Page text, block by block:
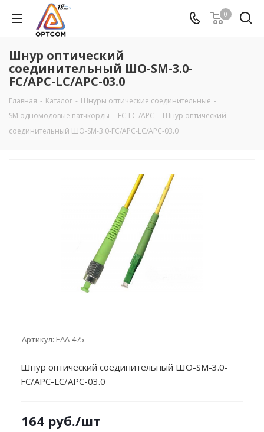
0
Шнур оптический
соединительный ШО-SM-3.0-
FC/APC-LC/APC-03.0
Главная - Каталог - Шнуры оптические соединительные -
SM одномодовые патчкорды - FC-LC /APC - Шнур оптический
соединительный ШО-SM-3.0-FC/APC-LC/APC-03.0
Артикул: ЕАА-475
Шнур оптический соединительный ШО-SM-3.0-
FC/APC-LC/APC-03.0
164 руб./шт